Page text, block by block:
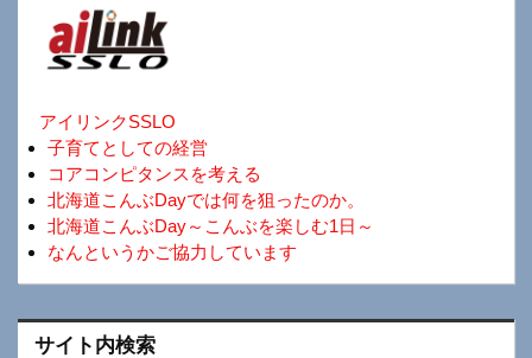
アイリンクSSLO
子育てとしての経営
コアコンピタンスを考える
北海道こんぶDayでは何を狙ったのか。
北海道こんぶDay～こんぶを楽しむ1日～
なんというかご協力しています
サイト内検索